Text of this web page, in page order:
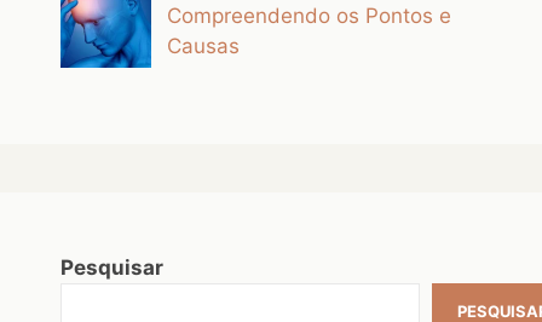
Compreendendo os Pontos e
Causas
Pesquisar